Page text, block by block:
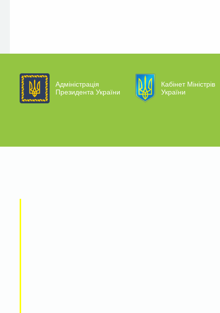
Адміністрація
Президента України
Кабінет Міністрів
України